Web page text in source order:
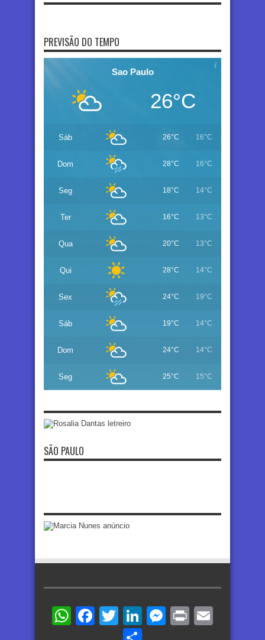
PREVISÃO DO TEMPO
Sao Paulo
26°C
Sáb 26°C 16°C
Dom 28°C 16°C
Seg 18°C 14°C
Ter 16°C 13°C
Qua 20°C 13°C
Qui 28°C 14°C
Sex 24°C 19°C
Sáb 19°C 14°C
Dom 24°C 14°C
Seg 25°C 15°C
SÃO PAULO
WhatsApp
Facebook
TwitterLinkedIn
Messenger
Print